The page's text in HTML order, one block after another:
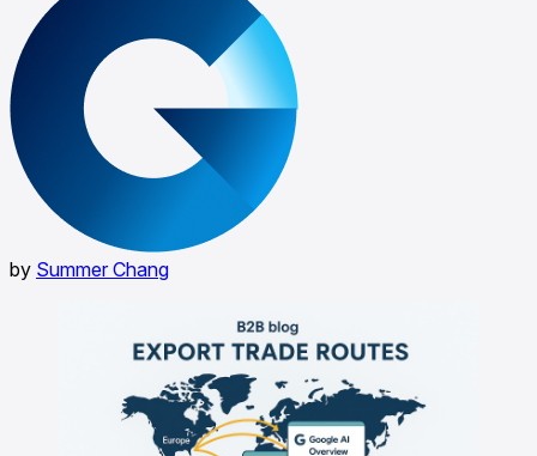
by Summer Chang